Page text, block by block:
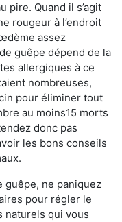
pire. Quand il s’agit
rougeur à l’endroit
assez
guêpe dépend de la
allergiques à ce
nombreuses,
pour éliminer tout
au moins15 morts
donc pas
les bons conseils
guêpe, ne paniquez
pour régler le
naturels qui vous